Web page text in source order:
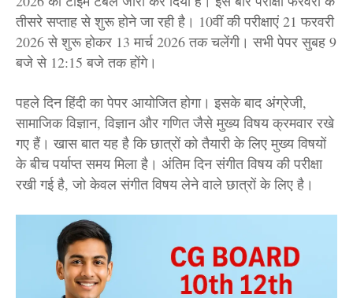
तीसरे सप्ताह से शुरू होने जा रही है। 10वीं की परीक्षाएं 21 फरवरी
2026 से शुरू होकर 13 मार्च 2026 तक चलेंगी। सभी पेपर सुबह 9
बजे से 12:15 बजे तक होंगे।
पहले दिन हिंदी का पेपर आयोजित होगा। इसके बाद अंग्रेजी,
सामाजिक विज्ञान, विज्ञान और गणित जैसे मुख्य विषय क्रमवार रखे
गए हैं। खास बात यह है कि छात्रों को तैयारी के लिए मुख्य विषयों
के बीच पर्याप्त समय मिला है। अंतिम दिन संगीत विषय की परीक्षा
रखी गई है, जो केवल संगीत विषय लेने वाले छात्रों के लिए है।